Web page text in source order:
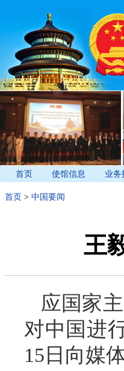
首页 使馆信息 业务
首页 > 中国要闻
王
应国家
对中国进
15日向媒